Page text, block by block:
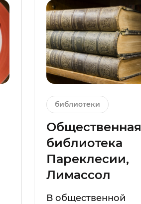
библиотеки
Общественная
библиотека
Пареклесии,
Лимассол
В общественной